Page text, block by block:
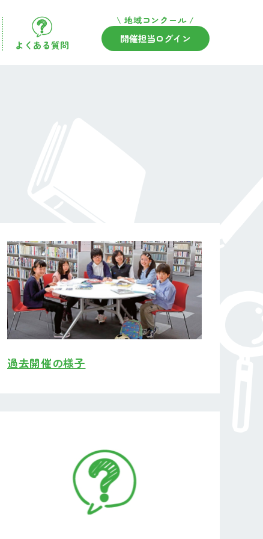
よくある質問
\ 地域コンクール /
開催担当ログイン
過去開催の様子